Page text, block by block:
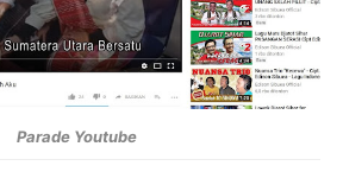
Parade Youtube